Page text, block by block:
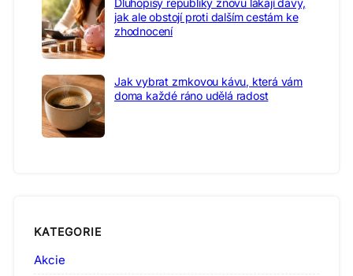
Dluhopisy republiky znovu lákají davy,
jak ale obstojí proti dalším cestám ke
zhodnocení
Jak vybrat zrnkovou kávu, která vám
doma každé ráno udělá radost
KATEGORIE
Akcie